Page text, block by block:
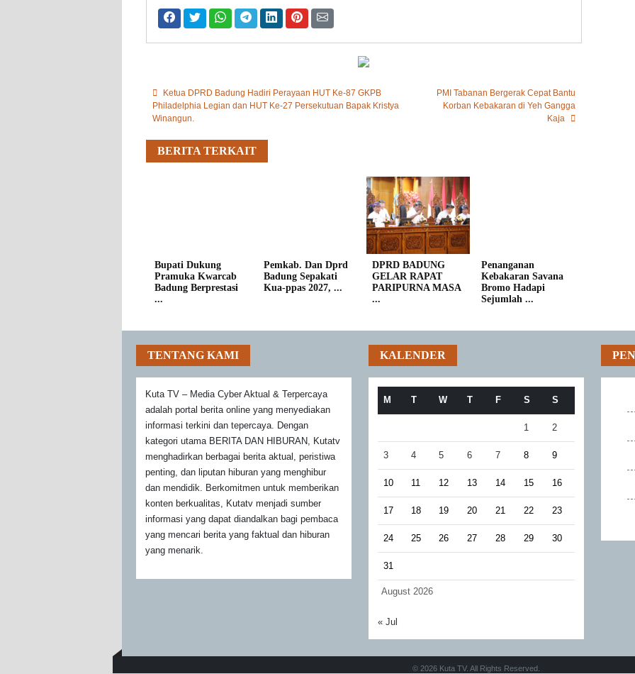
Ketua DPRD Badung Hadiri Perayaan HUT Ke-87 GKPB
Philadelphia Legian dan HUT Ke-27 Persekutuan Bapak Kristya
Winangun.
PMI Tabanan Bergerak Cepat Bantu
Korban Kebakaran di Yeh Gangga
Kaja
BERITA TERKAIT
Bupati Dukung
Pramuka Kwarcab
Badung Berprestasi
...
Pemkab. Dan Dprd
Badung Sepakati
Kua-ppas 2027, ...
DPRD BADUNG
GELAR RAPAT
PARIPURNA MASA
...
Penanganan
Kebakaran Savana
Bromo Hadapi
Sejumlah ...
TENTANG KAMI
Kuta TV – Media Cyber Aktual & Terpercaya
adalah portal berita online yang menyediakan
informasi terkini dan tepercaya. Dengan
kategori utama BERITA DAN HIBURAN, Kutatv
menghadirkan berbagai berita aktual, peristiwa
penting, dan liputan hiburan yang menghibur
dan mendidik. Berkomitmen untuk memberikan
konten berkualitas, Kutatv menjadi sumber
informasi yang dapat diandalkan bagi pembaca
yang mencari berita yang faktual dan hiburan
yang menarik.
KALENDER
August 2026
M T W T F S S
1 2
3 4 5 6 7 8 9
10 11 12 13 14 15 16
17 18 19 20 21 22 23
24 25 26 27 28 29 30
31
« Jul
© 2026 Kuta TV. All Rights Reserved.